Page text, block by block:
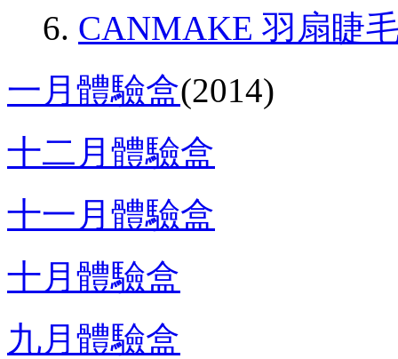
CANMAKE 羽扇睫
一月體驗盒(2014)
十二月體驗盒
十一月體驗盒
十月體驗盒
九月體驗盒